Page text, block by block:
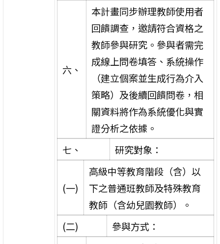
六、
本計畫同步辦理教師使用者
回饋調查，邀請符合資格之
教師參與研究。參與者需完
成線上問卷填答、系統操作
（建立個案並生成行為介入
策略）及後續回饋問卷，相
關資料將作為系統優化與實
證分析之依據。
七、
研究對象：
(一)
高級中等教育階段（含）以
下之普通班教師及特殊教育
教師（含幼兒園教師）。
(二)
參與方式：